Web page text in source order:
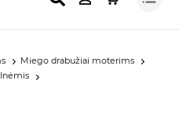
Miego drabužiai moterims